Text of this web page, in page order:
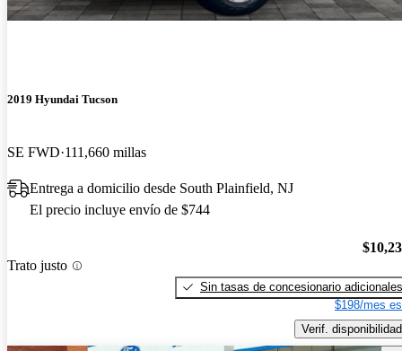
2019 Hyundai Tucson
SE FWD 111,660 millas
Entrega a domicilio desde South Plainfield, NJ
El precio incluye envío de $744
Trato justo
Sin tasas de concesionario adicionales
$198/mes
Verif. disponibilidad